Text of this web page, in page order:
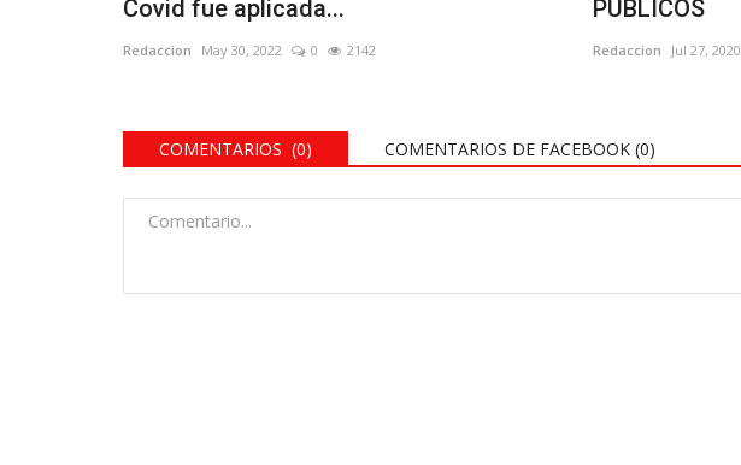
Covid fue aplicada...
Redaccion May 30, 2022 0 2142
PÚBLICOS
Redaccion Jul 27, 2020
COMENTARIOS (0) COMENTARIOS DE FACEBOOK (0)